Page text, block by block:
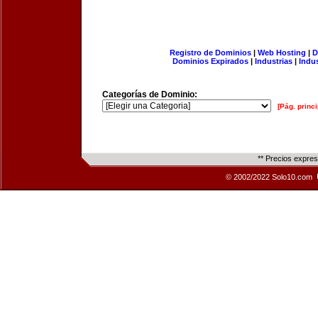
Registro de Dominios| Web Hosting |
Dominios Expirados | Industrias |
Categorías de Dominio:
[Pág.
** Precios
© 2002/2022 Solo10.com